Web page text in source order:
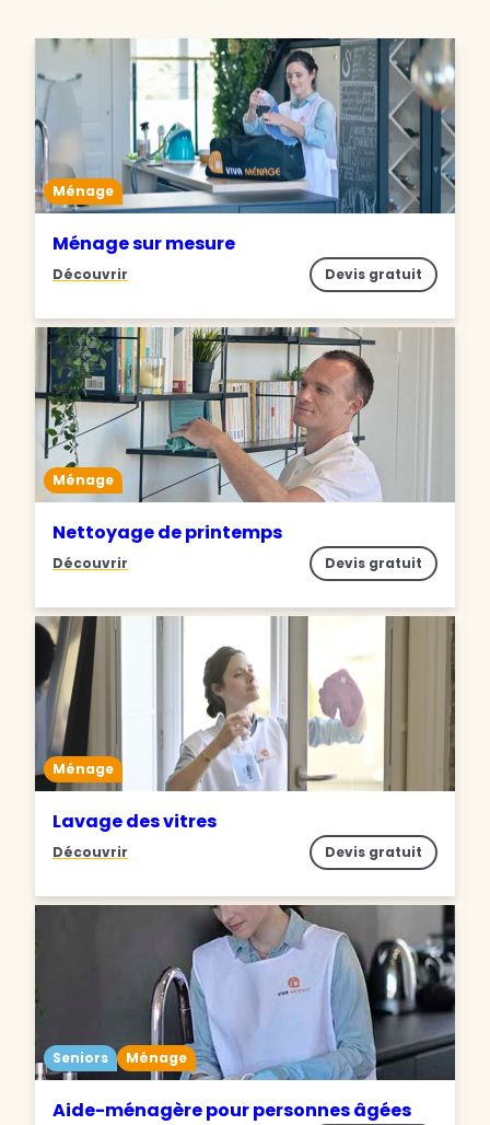
Ménage
Ménage sur mesure
Découvrir Devis gratuit
Ménage
Nettoyage de printemps
Découvrir Devis gratuit
Ménage
Lavage des vitres
Découvrir Devis gratuit
Seniors Ménage
Aide-ménagère pour personnes âgées